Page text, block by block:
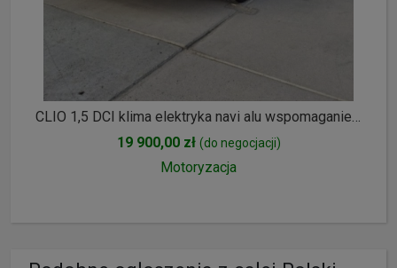
CLIO 1,5 DCI klima elektryka navi alu wspomaganie opłacony
19 900,00 zł (do negocjacji)
Motoryzacja